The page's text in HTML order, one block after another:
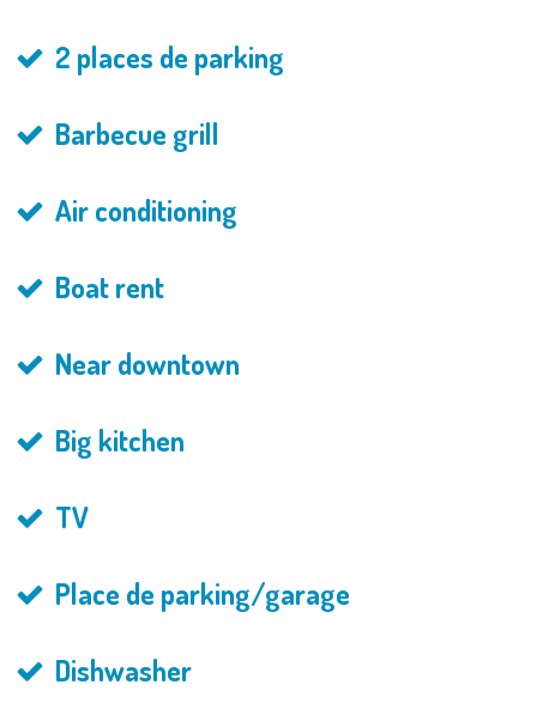
2 places de parking
Barbecue grill
Air conditioning
Boat rent
Near downtown
Big kitchen
TV
Place de parking/garage
Dishwasher